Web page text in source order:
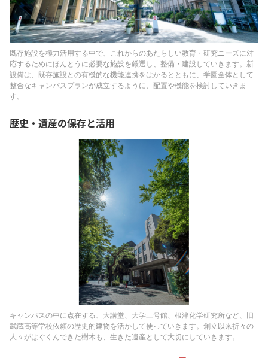
既存施設を極力活用する中で、これからのあたらしい教育・研究ニーズに対
応するためにほんとうに必要な施設を厳選し、整備・建設していきます。新
設備は、既存施設との有機的な機能連携をはかるとともに、学園全体として
整合なキャンパスプランが成立するように、配置や機能を検討していきま
す。
歴史・遺産の保存と活用
キャンパスの中に点在する、大講堂、大学三号館、根津化学研究所など、旧
武蔵高等学校依頼の歴史的建物を活かして使っていきます。創立以来折々の
人々がはぐくんできた樹木も、生きた遺産として大切にしていきます。